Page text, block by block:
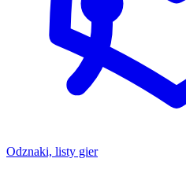
Odznaki, listy gier